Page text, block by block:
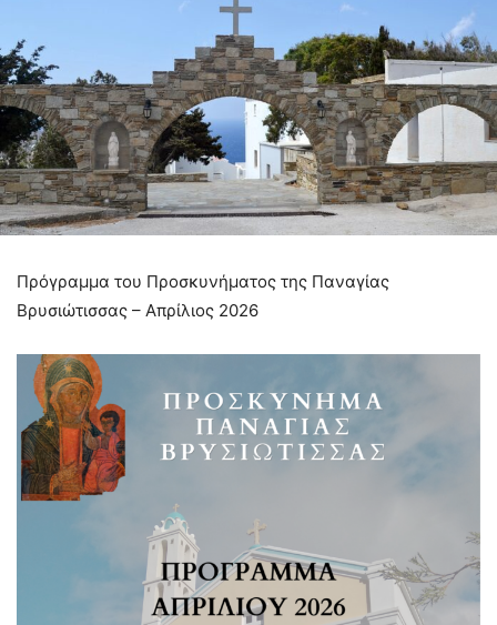
Πρόγραμμα του Προσκυνήματος της Παναγίας
Βρυσιώτισσας – Απρίλιος 2026